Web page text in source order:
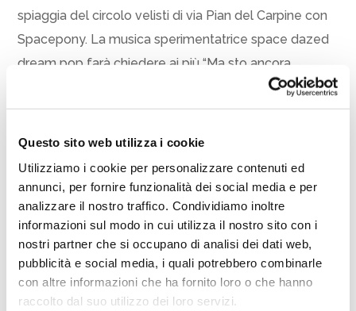
Questo sito web utilizza i cookie
Utilizziamo i cookie per personalizzare contenuti ed
annunci, per fornire funzionalità dei social media e per
analizzare il nostro traffico. Condividiamo inoltre
informazioni sul modo in cui utilizza il nostro sito con i
nostri partner che si occupano di analisi dei dati web,
pubblicità e social media, i quali potrebbero combinarle
con altre informazioni che ha fornito loro o che hanno
raccolto dal suo utilizzo dei loro servizi.
spiaggia del circolo velisti di via Pian del Carpine con
Spacepony. La musica sperimentatrice space dazed
dream pop farà chiedere ai più “Ma sto ancora
Babanai per un risveglio carioca grazie alla musica
popolare brasiliana con brani inediti.
Dimartino duo sarà in concerto il 9 agosto nella
spiaggia libera di piazza Costa (ingresso libero). A
sette anni da “Afrodite”, Dimartino torna con
“L’improbabile piena dell’Oreto”, il suo quinto album di
studio che riecheggerà all’ombra del grattacielo.